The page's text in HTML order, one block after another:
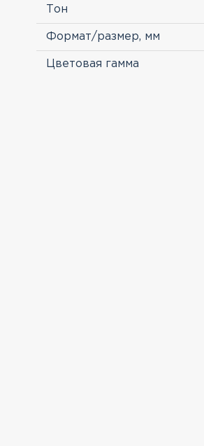
Тон
Формат/размер, мм
Цветовая гамма